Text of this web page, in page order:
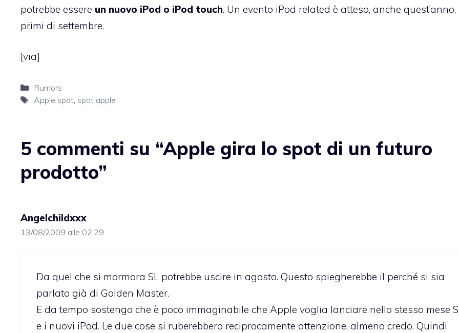
potrebbe essere un nuovo iPod o iPod touch. Un evento iPod related è atteso, anche quest’anno,
primi di settembre.
[via]
Categorie
Rumors
Tag
Apple spot, spot apple
5 commenti su “Apple gira lo spot di un futuro
prodotto”
Angelchildxxx
13/08/2009 alle 02:29
Da quel che si mormora SL potrebbe uscire in agosto. Questo spiegherebbe il perché si sia
parlato già di Golden Master.
E da tempo sostengo che è poco immaginabile che Apple voglia lanciare nello stesso mese
e i nuovi iPod. Le due cose si ruberebbero reciprocamente attenzione, almeno credo. Quindi